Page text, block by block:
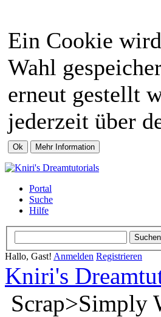
Ein Cookie
Wahl
erneut gestellt
jederzeit über
Portal
Suche
Hilfe
Hallo, Gast! Anmelden Registrieren
Kniri's
Scrap>Simply